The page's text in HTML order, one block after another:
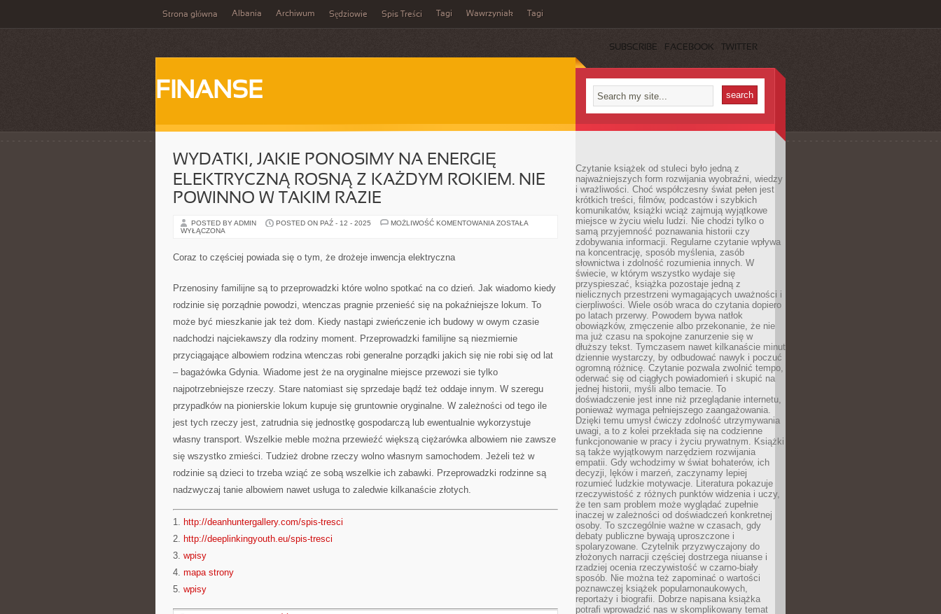
Strona główna Albania Archiwum Sędziowie Spis Treści Tagi Wawrzyniak Tagi
SUBSCRIBE FACEBOOK TWITTER
FINANSE
WYDATKI, JAKIE PONOSIMY NA ENERGIĘ
ELEKTRYCZNĄ ROSNĄ Z KAŻDYM ROKIEM. NIE
POWINNO W TAKIM RAZIE
POSTED BY ADMIN POSTED ON PAŹ - 12 - 2025 MOŻLIWOŚĆ KOMENTOWANIA WYDATKI,
KAŻDYM
ROKIEM.
POWINNO
TAKIM
ZOSTAŁA
WYŁĄCZONA
Coraz to częściej powiada się o tym, że drożeje inwencja elektryczna
Przenosiny familijne są to przeprowadzki które wolno spotkać na co dzień. Jak wiadomo kiedy
rodzinie się porządnie powodzi, wtenczas pragnie przenieść się na pokaźniejsze lokum. To
może być mieszkanie jak też dom. Kiedy nastąpi zwieńczenie ich budowy w owym czasie
nadchodzi najciekawszy dla rodziny moment. Przeprowadzki familijne są niezmiernie
przyciągające albowiem rodzina wtenczas robi generalne porządki jakich się nie robi się od lat
– bagażówka Gdynia. Wiadome jest że na oryginalne miejsce przewozi sie tylko
najpotrzebniejsze rzeczy. Stare natomiast się sprzedaje bądź też oddaje innym. W szeregu
przypadków na pionierskie lokum kupuje się gruntownie oryginalne. W zależności od tego ile
jest tych rzeczy jest, zatrudnia się jednostkę gospodarczą lub ewentualnie wykorzystuje
własny transport. Wszelkie meble można przewieźć większą ciężarówka albowiem nie zawsze
się wszystko zmieści. Tudzież drobne rzeczy wolno własnym samochodem. Jeżeli też w
rodzinie są dzieci to trzeba wziąć ze sobą wszelkie ich zabawki. Przeprowadzki rodzinne są
nadzwyczaj tanie albowiem nawet usługa to zaledwie kilkanaście złotych.
1. http://deanhuntergallery.com/spis-tresci
2. http://deeplinkingyouth.eu/spis-tresci
3. wpisy
4. mapa strony
5. wpisy
Czytanie książek od stuleci było jedną z
najważniejszych form rozwijania wyobraźni, wiedzy
i wrażliwości. Choć współczesny świat pełen jest
krótkich treści, filmów, podcastów i szybkich
komunikatów, książki wciąż zajmują wyjątkowe
miejsce w życiu wielu ludzi. Nie chodzi tylko o
samą przyjemność poznawania historii czy
zdobywania informacji. Regularne czytanie wpływa
na koncentrację, sposób myślenia, zasób
słownictwa i zdolność rozumienia innych. W
świecie, w którym wszystko wydaje się
przyspieszać, książka pozostaje jedną z
nielicznych przestrzeni wymagających uważności i
cierpliwości. Wiele osób wraca do czytania dopiero
po latach przerwy. Powodem bywa natłok
obowiązków, zmęczenie albo przekonanie, że nie
ma już czasu na spokojne zanurzenie się w
dłuższy tekst. Tymczasem nawet kilkanaście minut
dziennie wystarczy, by odbudować nawyk i poczuć
ogromną różnicę. Czytanie pozwala zwolnić tempo,
oderwać się od ciągłych powiadomień i skupić na
jednej historii, myśli albo temacie. To
doświadczenie jest inne niż przeglądanie internetu,
ponieważ wymaga pełniejszego zaangażowania.
Dzięki temu umysł ćwiczy zdolność utrzymywania
uwagi, a to z kolei przekłada się na codzienne
funkcjonowanie w pracy i życiu prywatnym. Książki
są także wyjątkowym narzędziem rozwijania
empatii. Gdy wchodzimy w świat bohaterów, ich
decyzji, lęków i marzeń, zaczynamy lepiej
rozumieć ludzkie motywacje. Literatura pokazuje
rzeczywistość z różnych punktów widzenia i uczy,
że ten sam problem może wyglądać zupełnie
inaczej w zależności od doświadczeń konkretnej
osoby. To szczególnie ważne w czasach, gdy
debaty publiczne bywają uproszczone i
spolaryzowane. Czytelnik przyzwyczajony do
złożonych narracji częściej dostrzega niuanse i
rzadziej ocenia rzeczywistość w czarno-biały
sposób. Nie można też zapominać o wartości
poznawczej książek popularnonaukowych,
reportaży i biografii. Dobrze napisana książka
potrafi wprowadzić nas w skomplikowany temat